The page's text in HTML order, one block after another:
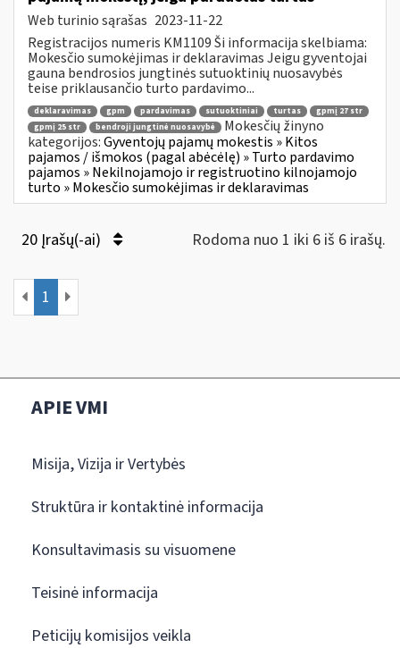
Web turinio sąrašas 2023-11-22
Registracijos numeris KM1109 Ši informacija skelbiama:
Mokesčio sumokėjimas ir deklaravimas Jeigu gyventojai
gauna bendrosios jungtinės sutuoktinių nuosavybės
teise priklausančio turto pardavimo...
deklaravimas gpm pardavimas sutuoktiniai turtas
gpmį 27 str
gpmį 25 str
bendroji jungtinė nuosavybė
Mokesčių žinyno
kategorijos:Gyventojų pajamų mokestis » Kitos
pajamos / išmokos (pagal abėcėlę) » Turto pardavimo
pajamos » Nekilnojamojo ir registruotino kilnojamojo
turto » Mokesčio sumokėjimas ir deklaravimas
20 Įrašų(-ai) Rodoma nuo 1 iki 6 iš 6 irašų.
1
APIE VMI
Misija, Vizija ir Vertybės
Struktūra ir kontaktinė informacija
Konsultavimasis su visuomene
Teisinė informacija
Peticijų komisijos veikla